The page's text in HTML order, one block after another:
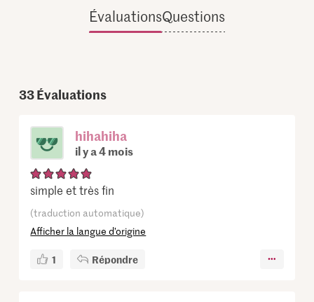
ÉvaluationsQuestions
33Évaluations
hihahiha
il y a 4 mois
simple et très fin
(traduction automatique)
Afficher la langue d’origine
1 Répondre